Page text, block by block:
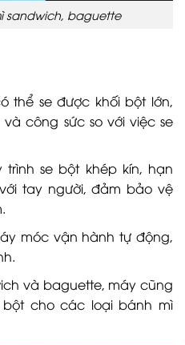
sandwich, baguette
thể se được khối bột lớn,
công sức so với việc se
se bột khép kín, hạn
tay người, đảm bảo vệ
móc vận hành tự động,
và baguette, máy cũng
cho các loại bánh mì